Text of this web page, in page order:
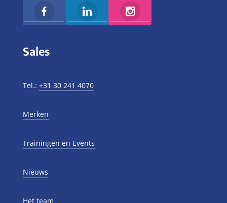
Sales
Tel.: +31 30 241 4070
Merken
Trainingen en Events
Nieuws
Het team